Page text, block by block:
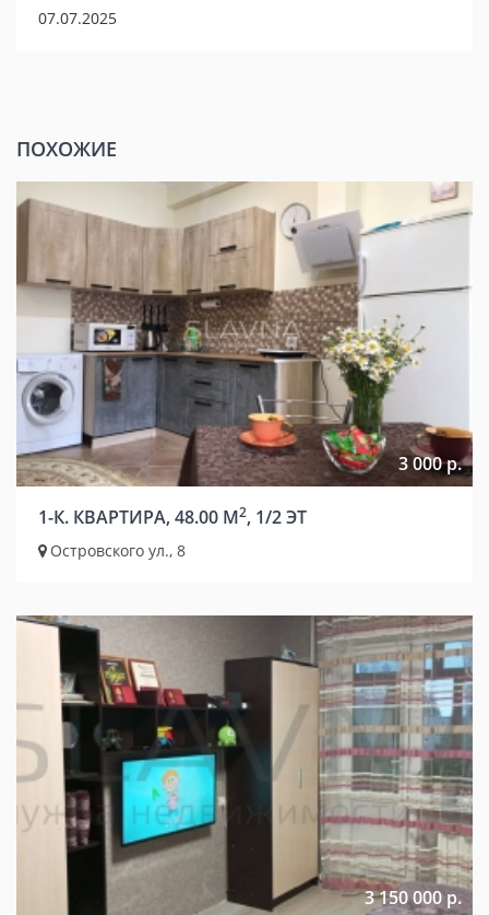
07.07.2025
ПОХОЖИЕ
3 000 р.
1-К. КВАРТИРА, 48.00 М2, 1/2 ЭТ
Островского ул., 8
3 150 000 р.